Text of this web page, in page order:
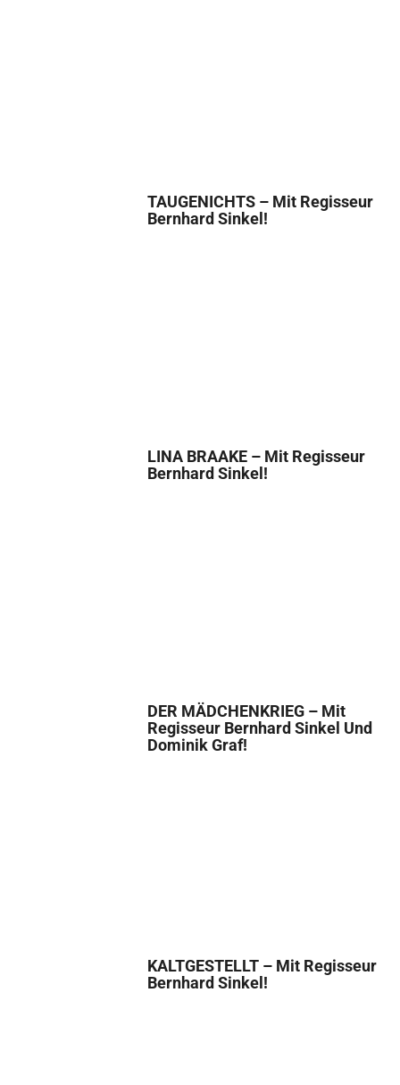
TAUGENICHTS – Mit Regisseur
Bernhard Sinkel!
LINA BRAAKE – Mit Regisseur
Bernhard Sinkel!
DER MÄDCHENKRIEG – Mit
Regisseur Bernhard Sinkel Und
Dominik Graf!
KALTGESTELLT – Mit Regisseur
Bernhard Sinkel!